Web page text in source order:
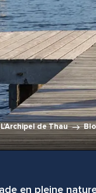
L’Archipel de Thau
en pleine